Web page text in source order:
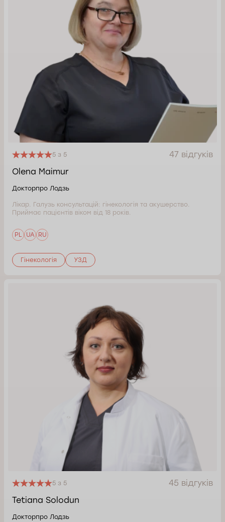
5 з 5
47 відгуків
Olena Maimur
Докторпро Лодзь
Лікар. Галузь консультацій: гінекологія та акушерство.
Приймає пацієнтів віком від 18 років.
PL UA RU
Гінекологія УЗД
5 з 5
45 відгуків
Tetiana Solodun
Докторпро Лодзь